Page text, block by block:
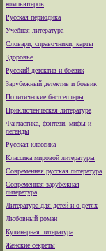
компьютеров
Русская периодика
Учебная литература
Словари, справочники, карты
Здоровье
Русский детектив и боевик
Зарубежный детектив и боевик
Политические бестселлеры
Приключенческая литература
Фантастика, фэнтези, мифы и
легенды
Русская классика
Классика мировой литературы
Современная русская литература
Современная зарубежная
литература
Литература для детей и о детях
Любовный роман
Кулинарная литература
Женские секреты